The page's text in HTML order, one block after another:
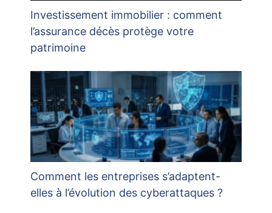
Investissement immobilier : comment
l’assurance décès protège votre
patrimoine
Comment les entreprises s’adaptent-
elles à l’évolution des cyberattaques ?